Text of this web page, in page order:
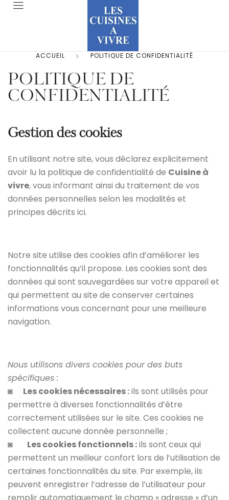
ACCUEIL POLITIQUE DE CONFIDENTIALITÉ
POLITIQUE DE
CONFIDENTIALITÉ
Gestion des cookies
En utilisant notre site, vous déclarez explicitement
avoir lu la politique de confidentialité de Cuisine à
vivre, vous informant ainsi du traitement de vos
données personnelles selon les modalités et
principes décrits ici.
Notre site utilise des cookies afin d’améliorer les
fonctionnalités qu’il propose. Les cookies sont des
données qui sont sauvegardées sur votre appareil et
qui permettent au site de conserver certaines
informations vous concernant pour une meilleure
navigation.
Nous utilisons divers cookies pour des buts
spécifiques :
◙ Les cookies nécessaires :ils sont utilisés pour
permettre à diverses fonctionnalités d’être
correctement utilisées sur le site. Ces cookies ne
collectent aucune donnée personnelle ;
◙ Les cookies fonctionnels :ils sont ceux qui
permettent un meilleur confort lors de l’utilisation de
certaines fonctionnalités du site. Par exemple, ils
peuvent enregistrer l’adresse de l’utilisateur pour